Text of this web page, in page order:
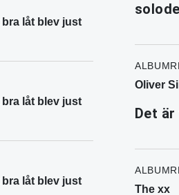
låt blev just
låt blev just
låt blev just
Oliver
Det
The xx